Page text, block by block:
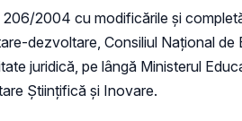
2004 cu modificările și
dezvoltare, Consiliul Naţional
juridică, pe lângă Ministerul
Științifică și Inovare.